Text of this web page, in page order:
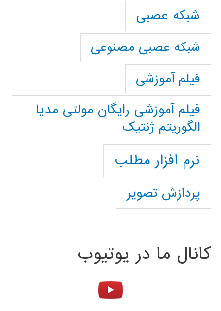
شبکه عصبی
شبکه عصبی مصنوعی
فیلم آموزشی
فیلم آموزشی رایگان مولتی مدیا
الگوریتم ژنتیک
نرم افزار مطلب
پردازش تصویر
کانال ما در یوتیوب